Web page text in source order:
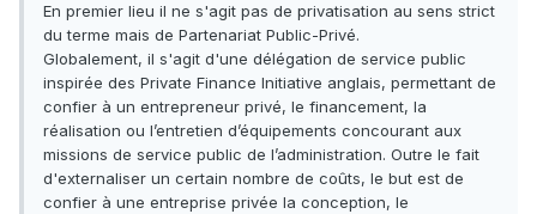
En premier lieu il ne s'agit pas de privatisation au sens strict
du terme mais de Partenariat Public-Privé.
Globalement, il s'agit d'une délégation de service public
inspirée des Private Finance Initiative anglais, permettant de
confier à un entrepreneur privé, le financement, la
réalisation ou l’entretien d’équipements concourant aux
missions de service public de l’administration. Outre le fait
d'externaliser un certain nombre de coûts, le but est de
confier à une entreprise privée la conception, le